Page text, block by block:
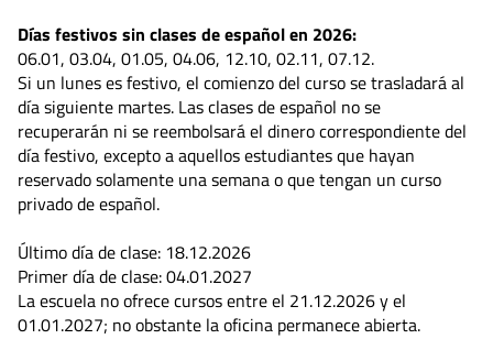
Días festivos sin clases de español en 2026:
06.01, 03.04, 01.05, 04.06, 12.10, 02.11, 07.12.
Si un lunes es festivo, el comienzo del curso se trasladará al
día siguiente martes. Las clases de español no se
recuperarán ni se reembolsará el dinero correspondiente del
día festivo, excepto a aquellos estudiantes que hayan
reservado solamente una semana o que tengan un curso
privado de español.
Último día de clase: 18.12.2026
Primer día de clase: 04.01.2027
La escuela no ofrece cursos entre el 21.12.2026 y el
01.01.2027; no obstante la oficina permanece abierta.